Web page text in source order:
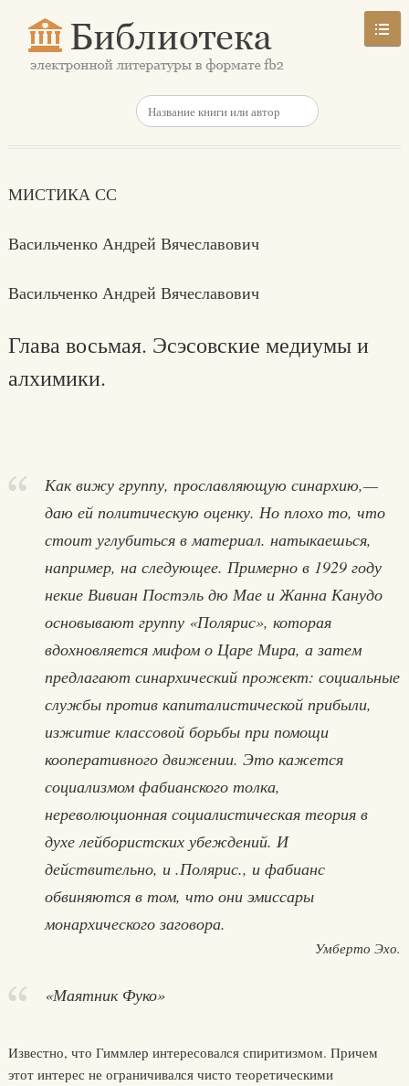
МИСТИКА СС
Васильченко Андрей Вячеславович
Васильченко Андрей Вячеславович
Глава восьмая. Эсэсовские медиумы и
алхимики.
Как вижу группу, прославляющую синархию,—
даю ей политическую оценку. Но плохо то, что
стоит углубиться в материал. натыкаешься,
например, на следующее. Примерно в 1929 году
некие Вивиан Постэль дю Мае и Жанна Канудо
основывают группу «Полярис», которая
вдохновляется мифом о Царе Мира, а затем
предлагают синархический прожект: социальные
службы против капиталистической прибыли,
изжитие классовой борьбы при помощи
кооперативного движении. Это кажется
социализмом фабианского толка,
нереволюционная социалистическая теория в
духе лейбористских убеждений. И
действительно, и .Полярис., и фабианс
обвиняются в том, что они эмиссары
монархического заговора.
Умберто Эхо.
«Маятник Фуко»
Известно, что Гиммлер интересовался спиритизмом. Причем
этот интерес не ограничивался чисто теоретическими